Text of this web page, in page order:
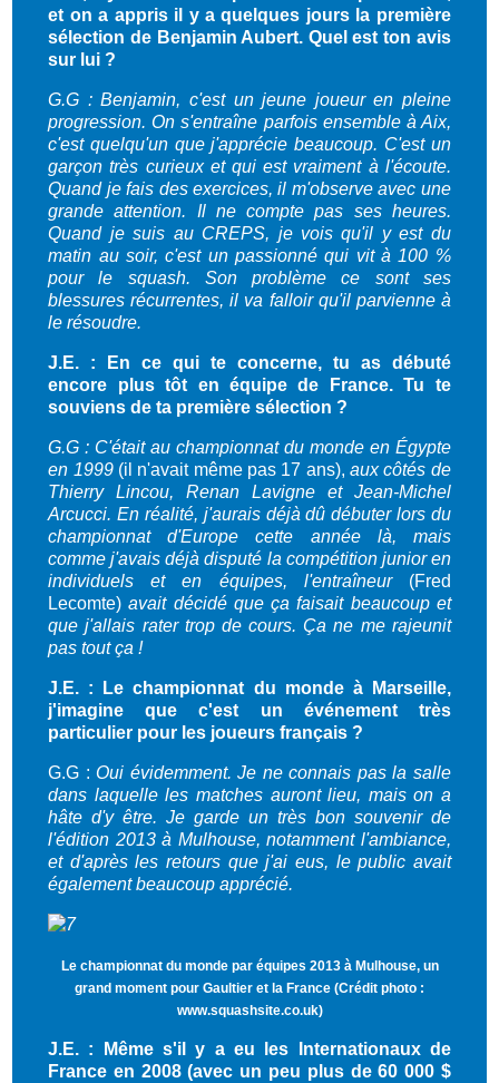
et on a appris il y a quelques jours la première
sélection de Benjamin Aubert. Quel est ton avis
sur lui ?
G.G : Benjamin, c'est un jeune joueur en pleine
progression. On s'entraîne parfois ensemble à Aix,
c'est quelqu'un que j'apprécie beaucoup. C'est un
garçon très curieux et qui est vraiment à l'écoute.
Quand je fais des exercices, il m'observe avec une
grande attention. Il ne compte pas ses heures.
Quand je suis au CREPS, je vois qu'il y est du
matin au soir, c'est un passionné qui vit à 100 %
pour le squash. Son problème ce sont ses
blessures récurrentes, il va falloir qu'il parvienne à
le résoudre.
J.E. : En ce qui te concerne, tu as débuté
encore plus tôt en équipe de France. Tu te
souviens de ta première sélection ?
G.G : C'était au championnat du monde en Égypte
en 1999(il n'avait même pas 17 ans),aux côtés de
Thierry Lincou, Renan Lavigne et Jean-Michel
Arcucci. En réalité, j'aurais déjà dû débuter lors du
championnat d'Europe cette année là, mais
comme j'avais déjà disputé la compétition junior en
individuels et en équipes, l'entraîneur (Fred
Lecomte)avait décidé que ça faisait beaucoup et
que j'allais rater trop de cours. Ça ne me rajeunit
pas tout ça !
J.E. : Le championnat du monde à Marseille,
j'imagine que c'est un événement très
particulier pour les joueurs français ?
G.G : Oui évidemment. Je ne connais pas la salle
dans laquelle les matches auront lieu, mais on a
hâte d'y être. Je garde un très bon souvenir de
l'édition 2013 à Mulhouse, notamment l'ambiance,
et d'après les retours que j'ai eus, le public avait
également beaucoup apprécié.
Le championnat du monde par équipes 2013 à Mulhouse, un
grand moment pour Gaultier et la France (Crédit photo :
www.squashsite.co.uk)
J.E. : Même s'il y a eu les Internationaux de
France en 2008 (avec un peu plus de 60 000 $